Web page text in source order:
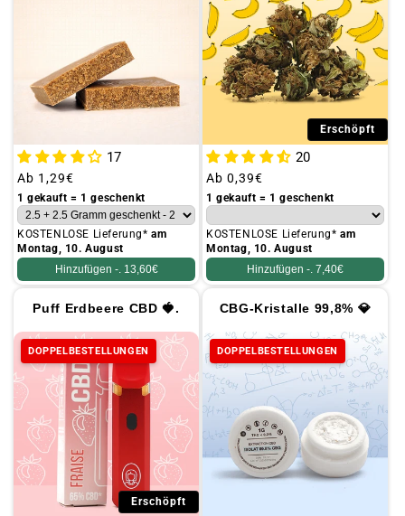
17
Üblicher
Preis
Ab 1,29€
1 gekauft = 1 geschenkt
KOSTENLOSE Lieferung*am
Montag, 10. August
Hinzufügen -. 13,60€
Erschöpft
20
Üblicher
Preis
Ab 0,39€
1 gekauft = 1 geschenkt
KOSTENLOSE Lieferung*am
Montag, 10. August
Hinzufügen -. 7,40€
Puff Erdbeere CBD 🍓.
DOPPELBESTELLUNGEN
Erschöpft
CBG-Kristalle 99,8% 💎
DOPPELBESTELLUNGEN